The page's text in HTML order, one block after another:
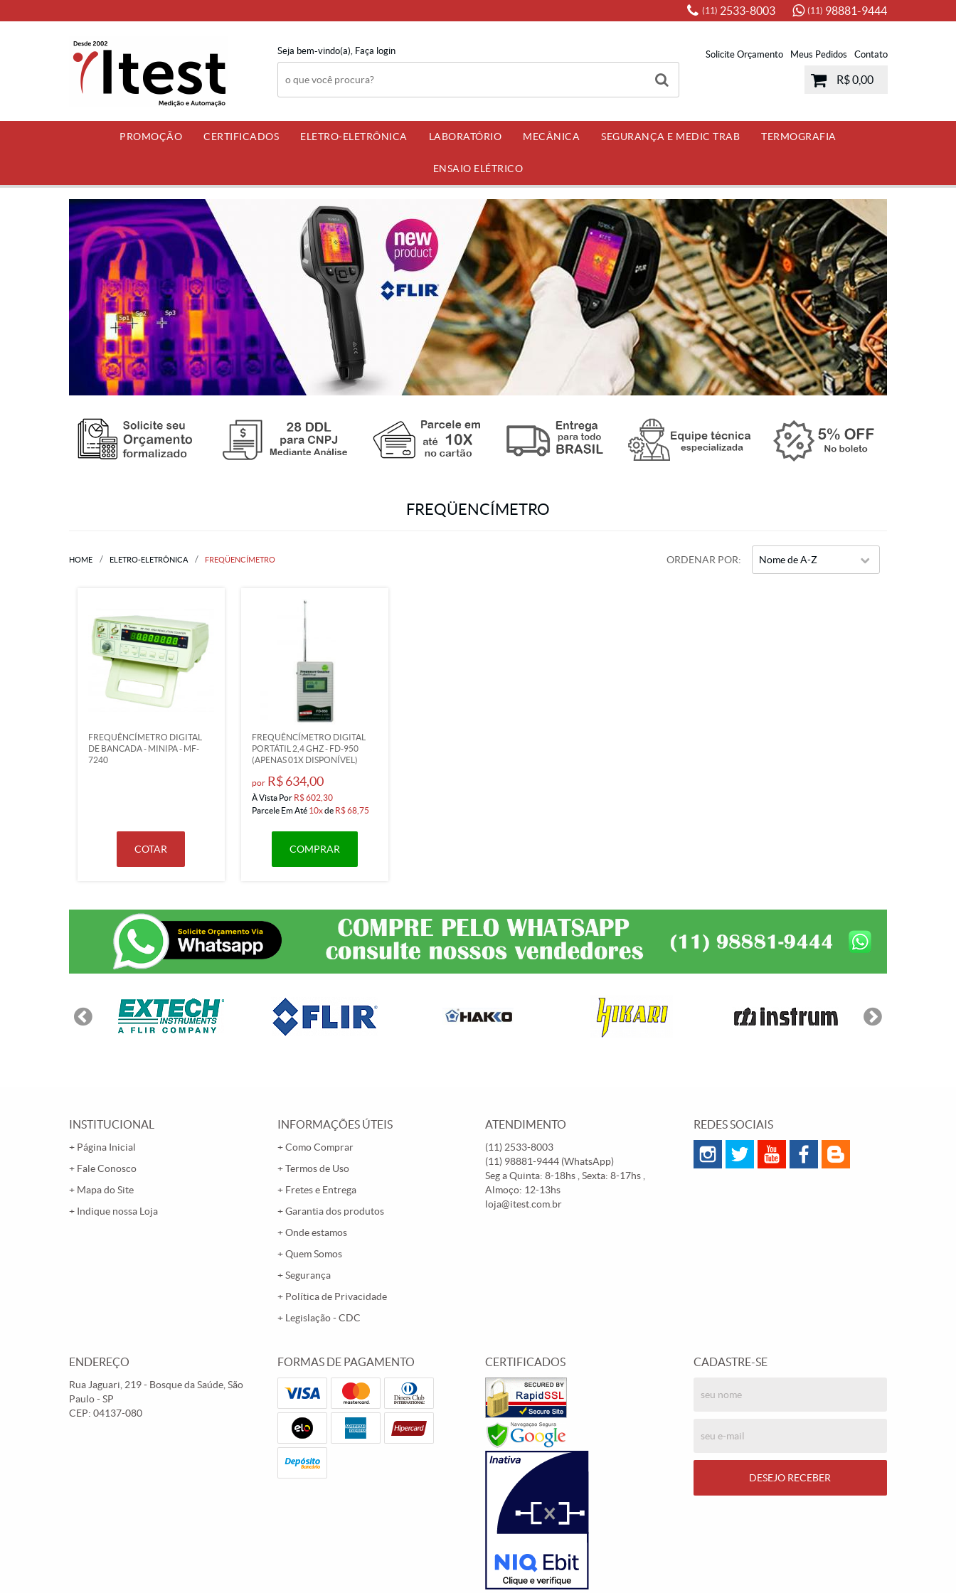
(11) 2533-8003 (11) 98881-9444
Seja bem-vindo(a), Faça login Solicite Orçamento Meus Pedidos Contato
R$ 0,00
PROMOÇÃO CERTIFICADOS ELETRO-ELETRÔNICA LABORATÓRIO MECÂNICA SEGURANÇA E MEDIC TRAB TERMOGRAFIA
ENSAIO ELÉTRICO
FREQÜENCÍMETRO
HOME ELETRO-ELETRÔNICA FREQÜENCÍMETRO ORDENAR POR Nome de A-Z
FREQUÊNCÍMETRO DIGITAL
DE BANCADA - MINIPA - MF-
7240
COTAR
FREQUÊNCÍMETRO DIGITAL
PORTÁTIL 2,4 GHZ - FD-950
(APENAS 01X DISPONÍVEL)
por R$ 634,00
À Vista Por R$ 602,30
Parcele Em Até 10xde R$ 68,75
COMPRAR
INSTITUCIONAL
Página Inicial
Fale Conosco
Mapa do Site
Indique nossa Loja
INFORMAÇÕES ÚTEIS
Como Comprar
Termos de Uso
Fretes e Entrega
Garantia dos produtos
Onde estamos
Quem Somos
Segurança
Política de Privacidade
Legislação - CDC
ATENDIMENTO
(11) 2533-8003
(11) 98881-9444 (WhatsApp)
Seg a Quinta: 8-18hs , Sexta: 8-17hs ,
Almoço: 12-13hs
loja@itest.com.br
REDES SOCIAIS
ENDEREÇO
Rua Jaguari, 219- Bosque da Saúde, São
Paulo-SP
CEP: 04137-080
FORMAS DE PAGAMENTO CERTIFICADOS CADASTRE-SE
DESEJO RECEBER